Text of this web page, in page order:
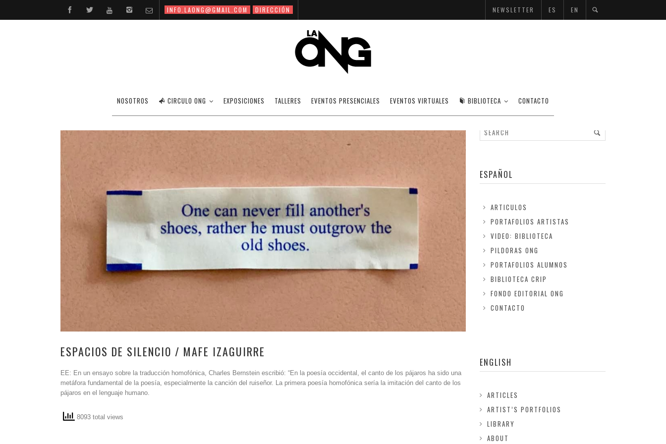
INFO.LAONG@GMAIL.COM DIRECCIÓN NEWSLETTER ES EN
NOSOTROS CIRCULO ONG EXPOSICIONES TALLERES EVENTOS PRESENCIALES EVENTOS VIRTUALES BIBLIOTECA CONTACTO
PÁJAROS
ESPACIOS DE SILENCIO / MAFE IZAGUIRRE
EE: En un ensayo sobre la traducción homofónica, Charles Bernstein escribió: “En la poesía occidental, el canto de los pájaros ha sido una
metáfora fundamental de la poesía, especialmente la canción del ruiseñor. La primera poesía homofónica sería la imitación del canto de los
pájaros en el lenguaje humano.
8093 total views
ESPAÑOL
ARTICULOS
PORTAFOLIOS ARTISTAS
VIDEO: BIBLIOTECA
PILDORAS ONG
PORTAFOLIOS ALUMNOS
BIBLIOTECA CRIP
FONDO EDITORIAL ONG
CONTACTO
ENGLISH
ARTICLES
ARTIST’S PORTFOLIOS
LIBRARY
ABOUT